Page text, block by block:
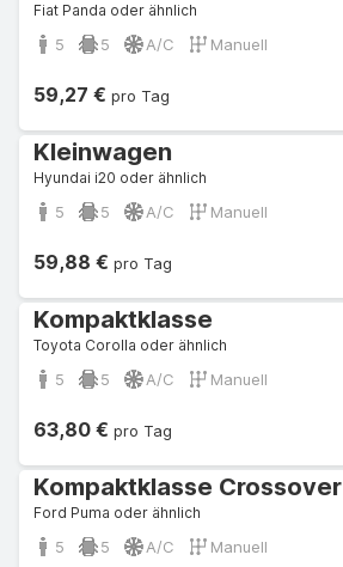
Fiat Panda oder ähnlich
5 5 A/C Manuell
59,27 € pro Tag
Kleinwagen
Hyundai i20 oder ähnlich
5 5 A/C Manuell
59,88 € pro Tag
Kompaktklasse
Toyota Corolla oder ähnlich
5 5 A/C Manuell
63,80 € pro Tag
Kompaktklasse Crossover
Ford Puma oder ähnlich
5 5 A/C Manuell